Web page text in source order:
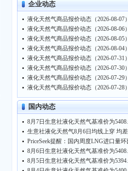
企业动态
液化天然气商品报价动态（2026-08-07）
液化天然气商品报价动态（2026-08-06）
液化天然气商品报价动态（2026-08-05）
液化天然气商品报价动态（2026-08-04）
液化天然气商品报价动态（2026-07-31）
液化天然气商品报价动态（2026-07-30）
液化天然气商品报价动态（2026-07-29）
液化天然气商品报价动态（2026-07-28）
国内动态